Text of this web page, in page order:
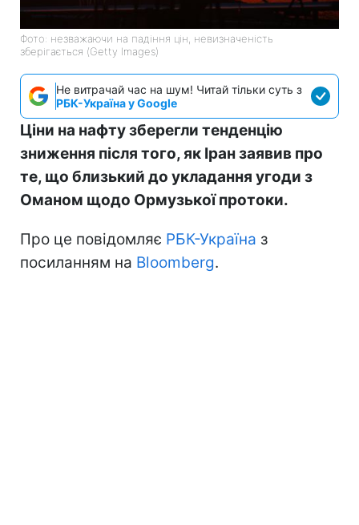
Фото: незважаючи на падіння цін, невизначеність
зберігається (Getty Images)
Не витрачай час на шум! Читай тільки суть з
РБК-Україна у Google
Ціни на нафту зберегли тенденцію
зниження після того, як Іран заявив про
те, що близький до укладання угоди з
Оманом щодо Ормузької протоки.
Про це повідомляє РБК-Україна з
посиланням на Bloomberg.